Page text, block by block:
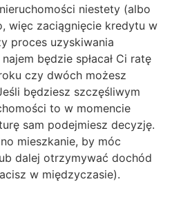
niestety (albo
więc zaciągnięcie kredytu w
proces uzyskiwania
będzie spłacał Ci ratę
czy dwóch możesz
będziesz szczęśliwym
to w momencie
sam podejmiesz decyzję.
mieszkanie, by móc
dalej otrzymywać dochód
w międzyczasie).